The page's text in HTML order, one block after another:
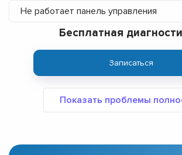
Не работает панель управления
Бесплатная
Записаться